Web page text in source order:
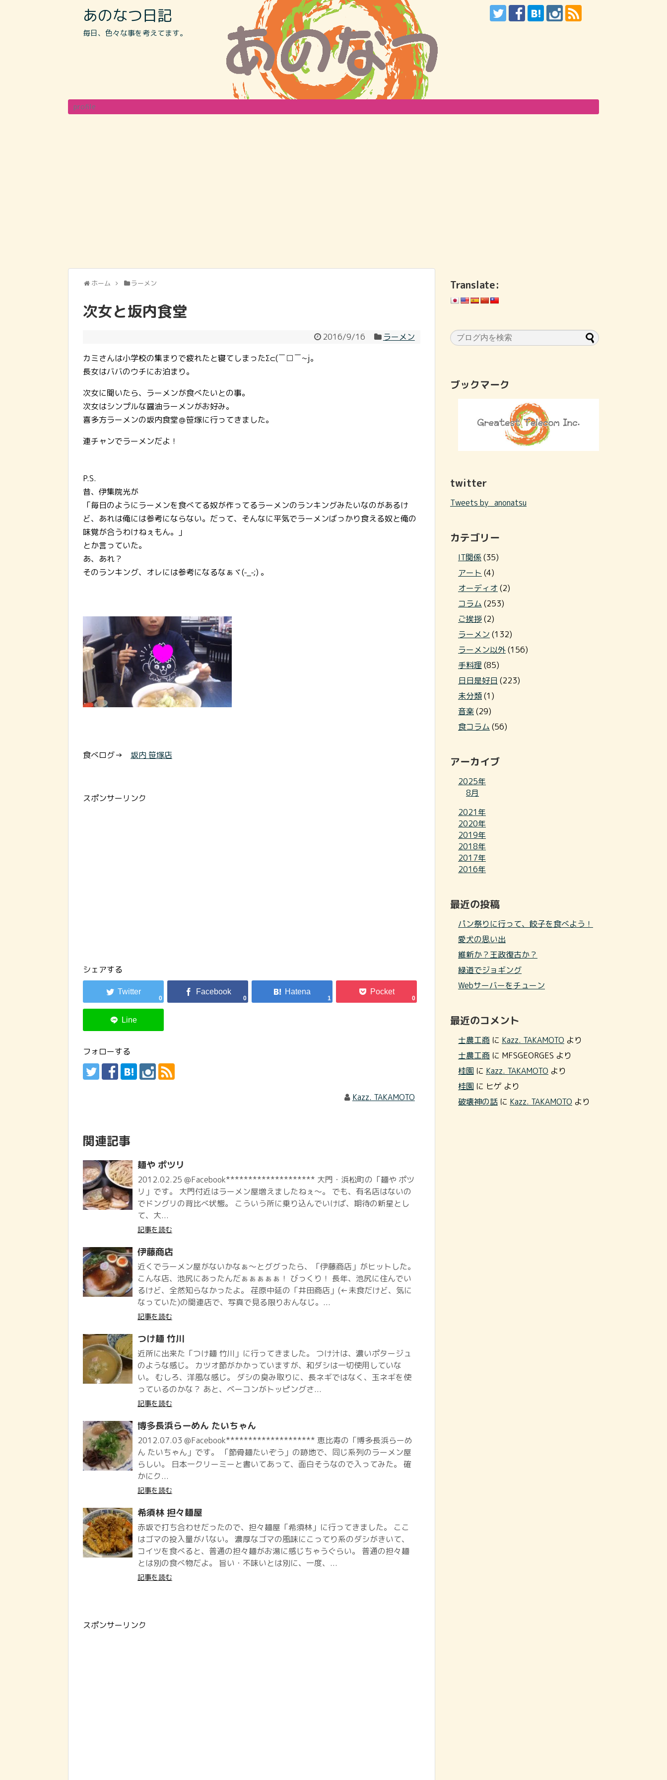
あのなつ日記
毎日、色々な事を考えてます。
profile
ホーム ラーメン
次女と坂内食堂
2016/9/16
ラーメン
カミさんは小学校の集まりで疲れたと寝てしまったΣ⊂(￣□￣~j。
長女はババのウチにお泊まり。
次女に聞いたら、ラーメンが食べたいとの事。
次女はシンプルな醤油ラーメンがお好み。
喜多方ラーメンの坂内食堂＠笹塚に行ってきました。
連チャンでラーメンだよ！
P.S.
昔、伊集院光が
「毎日のようにラーメンを食べてる奴が作ってるラーメンのランキングみたいなのがあるけ
ど、あれは俺には参考にならない。だって、そんなに平気でラーメンばっかり食える奴と俺の
味覚が合うわけねぇもん。」
とか言っていた。
あ、あれ？
そのランキング、オレには参考になるなぁヾ(-_-;) 。
食べログ→ 坂内 笹塚店
スポンサーリンク
シェアする
0 0 1 0
フォローする
Kazz. TAKAMOTO
関連記事
麺や ポツリ
2012.02.25 @Facebook******************** 大門・浜松町の「麺や ポツ
リ」です。 大門付近はラーメン屋増えましたねぇ～。 でも、有名店はないの
でドングリの背比べ状態。 こういう所に乗り込んでいけば、期待の新星とし
て、大...
記事を読む
伊藤商店
近くでラーメン屋がないかなぁ～とググったら、「伊藤商店」がヒットした。
こんな店、池尻にあったんだぁぁぁぁぁ！ びっくり！ 長年、池尻に住んでい
るけど、全然知らなかったよ。 荏原中延の「井田商店」(←未食だけど、気に
なっていた)の関連店で、写真で見る限りおんなじ。...
記事を読む
つけ麺 竹川
近所に出来た「つけ麺 竹川」に行ってきました。 つけ汁は、濃いポタージュ
のような感じ。 カツオ節がかかっていますが、和ダシは一切使用していな
い。 むしろ、洋風な感じ。 ダシの臭み取りに、長ネギではなく、玉ネギを使
っているのかな？ あと、ベーコンがトッピングさ...
記事を読む
博多長浜らーめん たいちゃん
2012.07.03 @Facebook******************** 恵比寿の「博多長浜らーめ
ん たいちゃん」です。 「節骨麺たいぞう」の跡地で、同じ系列のラーメン屋
らしい。 日本一クリーミーと書いてあって、面白そうなので入ってみた。 確
かにク...
記事を読む
希須林 担々麺屋
赤坂で打ち合わせだったので、担々麺屋「希須林」に行ってきました。 ここ
はゴマの投入量がパない。 濃厚なゴマの風味にこってり系のダシがきいて、
コイツを食べると、普通の担々麺がお湯に感じちゃうぐらい。 普通の担々麺
とは別の食べ物だよ。 旨い・不味いとは別に、一度、...
記事を読む
スポンサーリンク
Translate:
ブックマーク
twitter
Tweets by _anonatsu
カテゴリー
IT関係(35)
アート (4)
オーディオ (2)
コラム (253)
ご挨拶(2)
ラーメン (132)
ラーメン以外(156)
手料理 (85)
日日是好日 (223)
未分類(1)
音楽(29)
食コラム (56)
アーカイブ
2025年
8月
2021年
2020年
2019年
2018年
2017年
2016年
最近の投稿
パン祭りに行って、餃子を食べよう！
愛犬の思い出
維新か？王政復古か？
緑道でジョギング
Webサーバーをチューン
最近のコメント
士農工商 に Kazz. TAKAMOTO より
士農工商 に MFSGEORGES より
桂園 に Kazz. TAKAMOTO より
桂園 に ヒゲ より
破壊神の話 に Kazz. TAKAMOTO より